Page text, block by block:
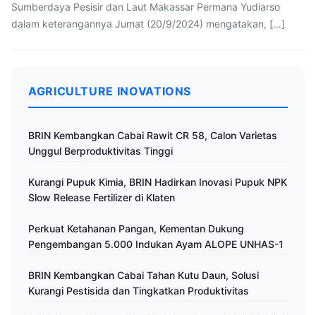
Sumberdaya Pesisir dan Laut Makassar Permana Yudiarso
dalam keterangannya Jumat (20/9/2024) mengatakan, […]
AGRICULTURE INOVATIONS
BRIN Kembangkan Cabai Rawit CR 58, Calon Varietas
Unggul Berproduktivitas Tinggi
Kurangi Pupuk Kimia, BRIN Hadirkan Inovasi Pupuk NPK
Slow Release Fertilizer di Klaten
Perkuat Ketahanan Pangan, Kementan Dukung
Pengembangan 5.000 Indukan Ayam ALOPE UNHAS-1
BRIN Kembangkan Cabai Tahan Kutu Daun, Solusi
Kurangi Pestisida dan Tingkatkan Produktivitas